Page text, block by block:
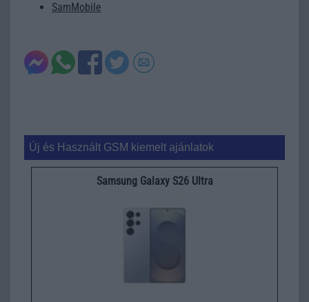
SamMobile
Új és Használt GSM kiemelt ajánlatok
Samsung Galaxy S26 Ultra